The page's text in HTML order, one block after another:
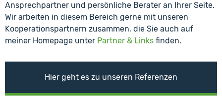
Ansprechpartner und persönliche Berater an Ihrer Seite.
Wir arbeiten in diesem Bereich gerne mit unseren
Kooperationspartnern zusammen, die Sie auch auf
meiner Homepage unter Partner & Links finden.
Hier geht es zu unseren Referenzen